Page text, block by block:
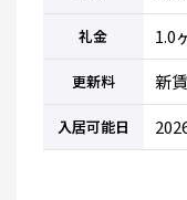
礼金 1.0
更新料 新
入居可能日